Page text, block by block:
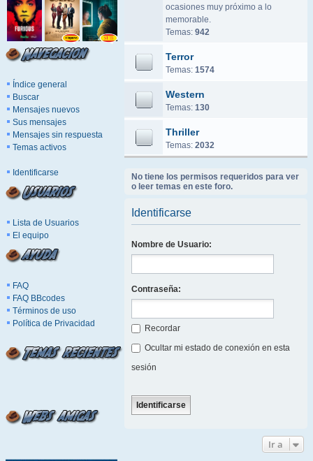
Índice general
Buscar
Mensajes nuevos
Sus mensajes
Mensajes sin respuesta
Temas activos
Identificarse
Lista de Usuarios
El equipo
FAQ
FAQ BBcodes
Términos de uso
Política de Privacidad
ocasiones muy próximo a lo
memorable.
Temas: 942
Terror
Temas: 1574
Western
Temas: 130
Thriller
Temas: 2032
No tiene los permisos requeridos para ver
o leer temas en este foro.
Identificarse
Nombre de Usuario:
Contraseña:
Recordar
Ocultar mi estado de conexión en esta
sesión
Ir a